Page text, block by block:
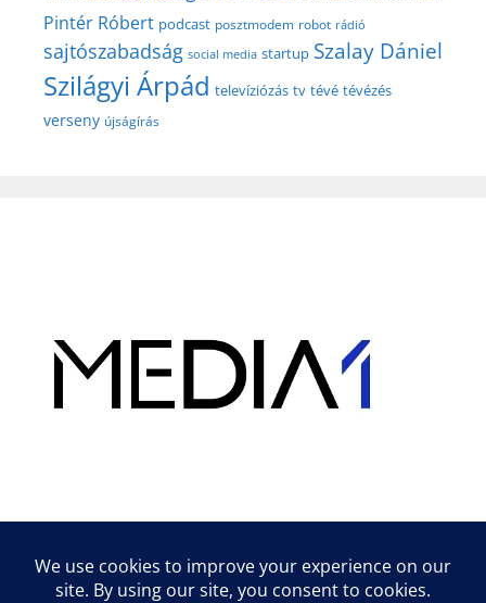
Pintér Róbert podcast posztmodem robot rádió
sajtószabadság social media startup Szalay Dániel
Szilágyi Árpád televíziózás tv tévé tévézés
verseny újságírás